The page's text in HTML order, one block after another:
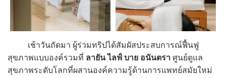
เช้าวันถัดมา ผู้ร่วมทริปได้สัมผัสประสบการณ์ฟื้นฟู
สุขภาพแบบองค์รวมที่ ลายัน ไลฟ์ บาย อนันตรา ศูนย์ดูแล
สุขภาพระดับโลกที่ผสานองค์ความรู้ด้านการแพทย์สมัยใหม่